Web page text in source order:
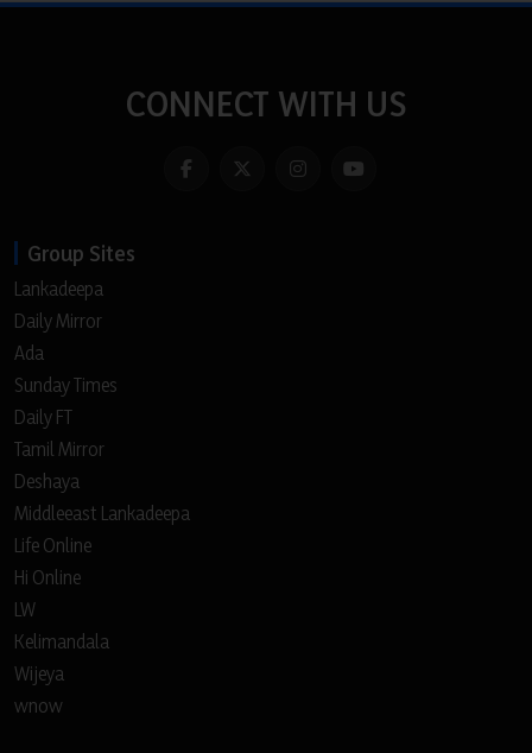
CONNECT WITH US
Group Sites
Lankadeepa
Daily Mirror
Ada
Sunday Times
Daily FT
Tamil Mirror
Deshaya
Middleeast Lankadeepa
Life Online
Hi Online
LW
Kelimandala
Wijeya
wnow